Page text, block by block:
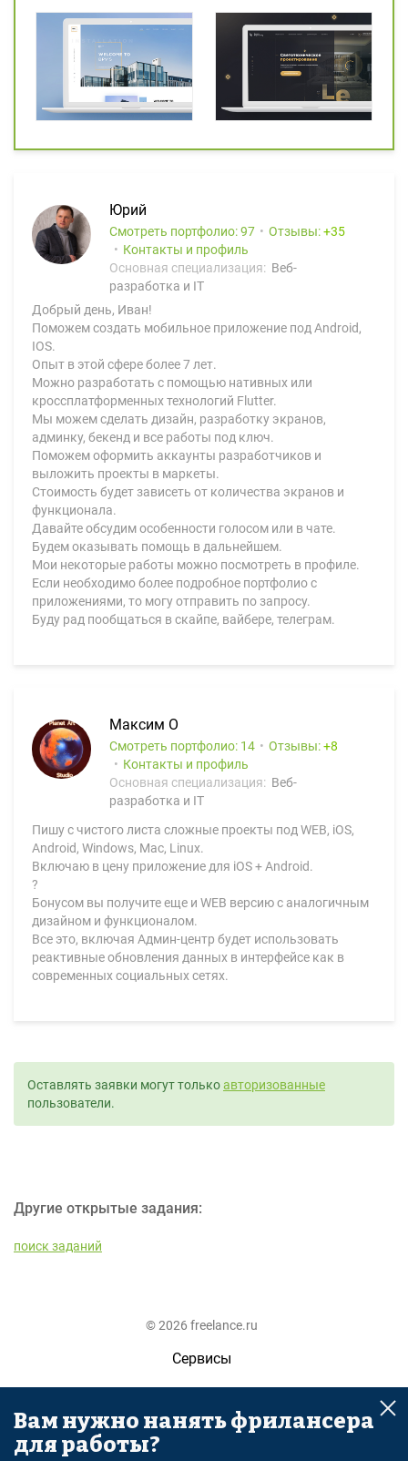
Юрий
Смотреть портфолио: 97 Отзывы:
35
Контакты и профиль
Основная специализация: Веб-
разработка и IT
Добрый день, Иван!
Поможем создать мобильное приложение под Android,
IOS.
Опыт в этой сфере более 7 лет.
Можно разработать с помощью нативных или
кроссплатформенных технологий Flutter.
Мы можем сделать дизайн, разработку экранов,
админку, бекенд и все работы под ключ.
Поможем оформить аккаунты разработчиков и
выложить проекты в маркеты.
Стоимость будет зависеть от количества экранов и
функционала.
Давайте обсудим особенности голосом или в чате.
Будем оказывать помощь в дальнейшем.
Мои некоторые работы можно посмотреть в профиле.
Если необходимо более подробное портфолио с
приложениями, то могу отправить по запросу.
Буду рад пообщаться в скайпе, вайбере, телеграм.
Максим О
Смотреть портфолио: 14 Отзывы:
8
Контакты и профиль
Основная специализация: Веб-
разработка и IT
Пишу с чистого листа сложные проекты под WEB, iOS,
Android, Windows, Mac, Linux.
Включаю в цену приложение для iOS + Android.
?
Бонусом вы получите еще и WEB версию с аналогичным
дизайном и функционалом.
Все это, включая Админ-центр будет использовать
реактивные обновления данных в интерфейсе как в
современных социальных сетях.
Оставлять заявки могут толькоавторизованные
пользователи.
Другие открытые задания:
поиск заданий
© 2026 freelance.ru
Сервисы
Поиск
Вам нужно нанять фрилансера
для работы?